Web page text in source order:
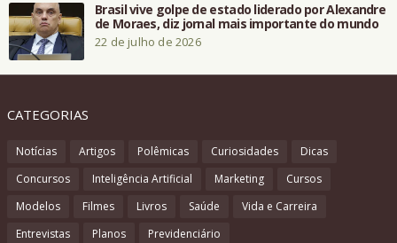
Brasil vive golpe de estado liderado por Alexandre
de Moraes, diz jornal mais importante do mundo
22 de julho de 2026
CATEGORIAS
Notícias Artigos Polêmicas Curiosidades
Dicas
Concursos
Inteligência Artificial Marketing
Cursos
Modelos
Filmes Livros Saúde
Vida e Carreira
Entrevistas
Planos Previdenciário